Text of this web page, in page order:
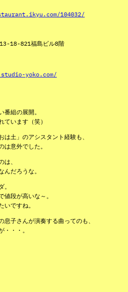
104032/
18-821福島ビル8階
yoko.com/
番組の展開。
ています（笑）
土」のアシスタント経験も、
意外でした。
、
んだろうな。
段が高いな～。
いですね。
子さんが演奏する曲ってのも、
・・・。